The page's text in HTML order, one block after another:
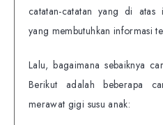
catatan-catatan yang di atas
yang membutuhkan informasi
Lalu, bagaimana sebaiknya
Berikut adalah beberapa
merawat gigi susu anak: